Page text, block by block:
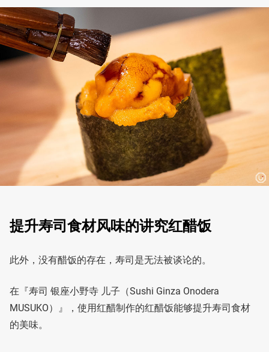
提升寿司食材风味的讲究红醋饭
此外，没有醋饭的存在，寿司是无法被谈论的。
在『寿司 银座小野寺 儿子（Sushi Ginza Onodera
MUSUKO）』，使用红醋制作的红醋饭能够提升寿司食材
的美味。